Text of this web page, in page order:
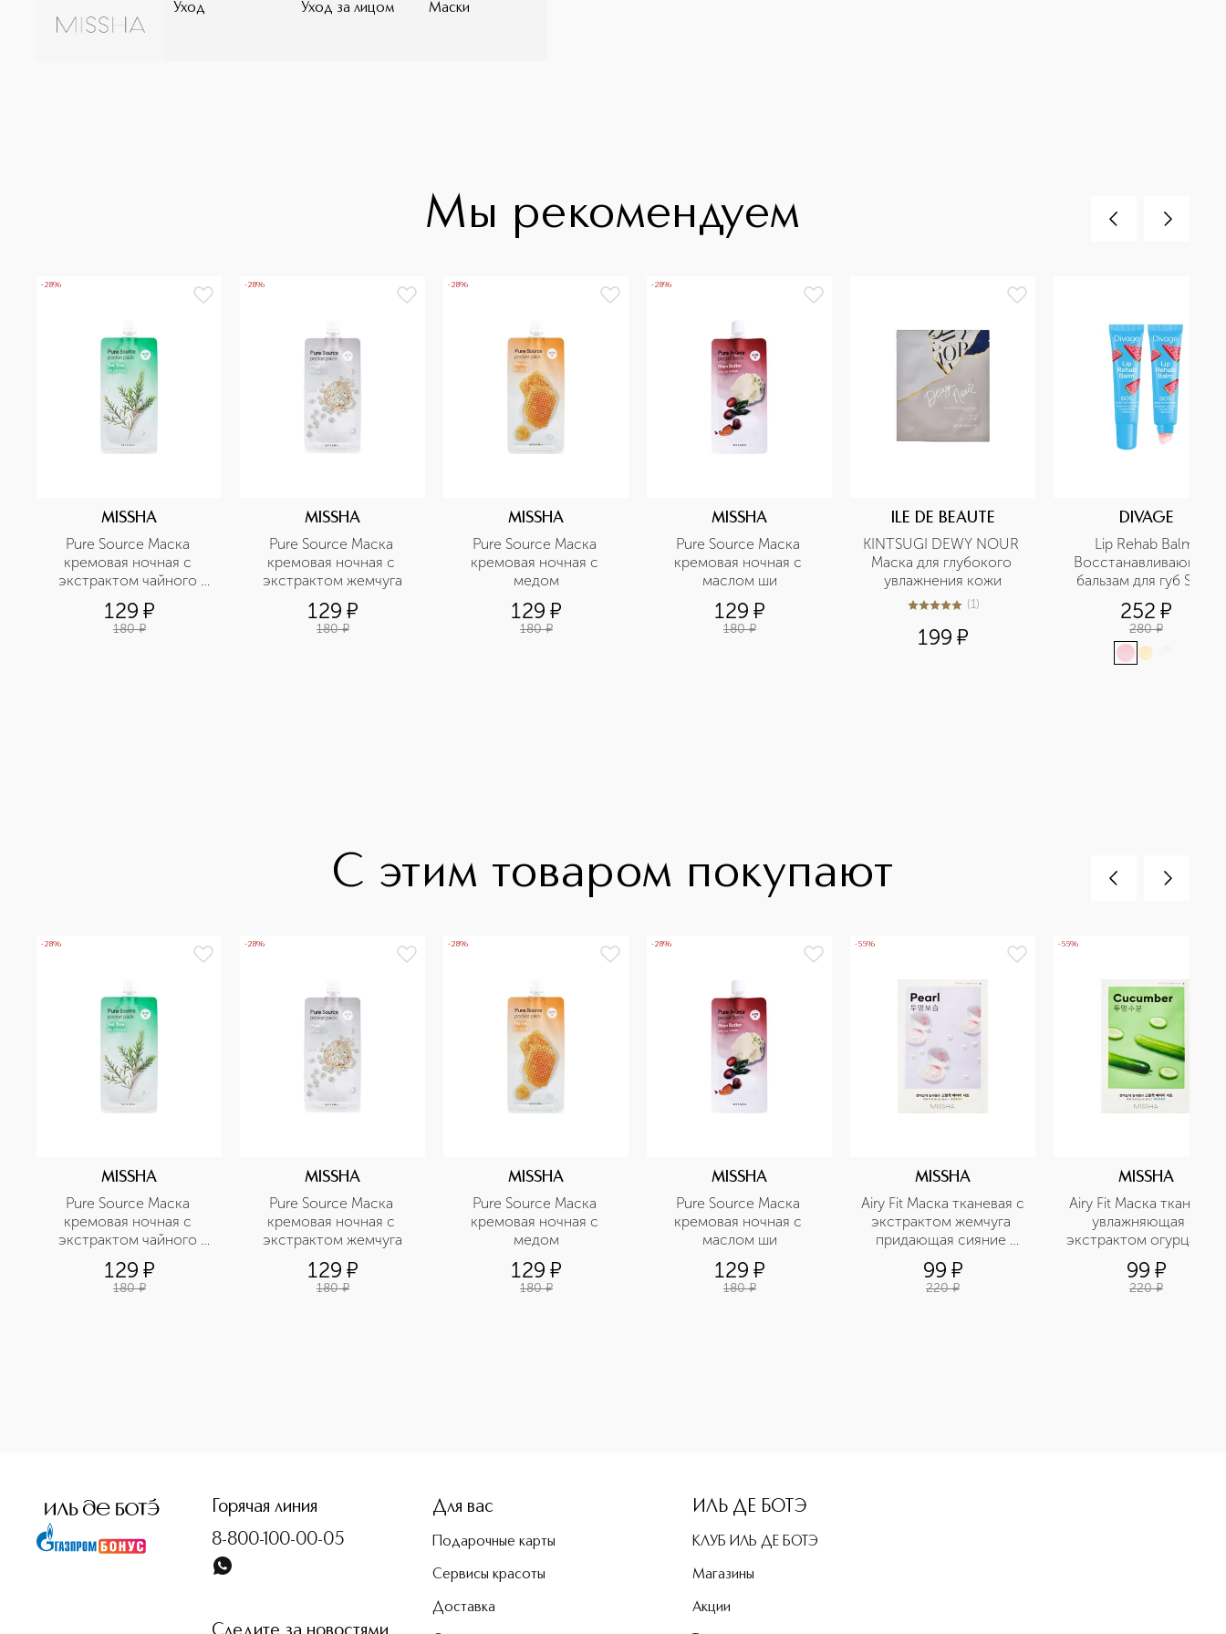
(мягкая упаковка) комфортно размещается в руке и позволяет отмерить такое количество
кремовой маски, какое требуется именно Вам для одной процедуры красоты. В отличие от
Уход Уход за лицом Маски
Мы рекомендуем
-28%
MISSHA
Pure Source Маска
кремовая ночная с
экстрактом чайного
дерева
129 ¤
180 ¤
-28%
MISSHA
Pure Source Маска
кремовая ночная с
экстрактом жемчуга
129 ¤
180 ¤
-28%
MISSHA
Pure Source Маска
кремовая ночная с
медом
129 ¤
180 ¤
-28%
MISSHA
Pure Source Маска
кремовая ночная с
маслом ши
129 ¤
180 ¤
ILE DE BEAUTE
KINTSUGI DEWY NOUR
Маска для глубокого
увлажнения кожи
5из 51 (1)
199 ¤
DIVAGE
Lip Rehab Balm
Восстанавливающий
бальзам для губ SOS-
восстановление
252 ¤
280 ¤
С этим товаром покупают
-28%
MISSHA
Pure Source Маска
кремовая ночная с
экстрактом чайного
дерева
129 ¤
180 ¤
-28%
MISSHA
Pure Source Маска
кремовая ночная с
экстрактом жемчуга
129 ¤
180 ¤
-28%
MISSHA
Pure Source Маска
кремовая ночная с
медом
129 ¤
180 ¤
-28%
MISSHA
Pure Source Маска
кремовая ночная с
маслом ши
129 ¤
180 ¤
-55%
MISSHA
Airy Fit Маска тканевая с
экстрактом жемчуга
придающая сияние
тусклой коже
99 ¤
220 ¤
-55%
MISSHA
Airy Fit Маска тканевая
увлажняющая с
экстрактом огурца для
сухой кожи
99 ¤
220 ¤
Горячая линия
8-800-100-00-05
Для вас
Подарочные карты
Сервисы красоты
Доставка
ИЛЬ ДЕ БОТЭ
КЛУБ ИЛЬ ДЕ БОТЭ
Магазины
Акции